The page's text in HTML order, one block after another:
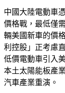
中國大陸電動車
價格戰，最低僅
輛美國新車的價
利控股」正考慮
低價電動車引入
本土太陽能板產
汽車產業重演。